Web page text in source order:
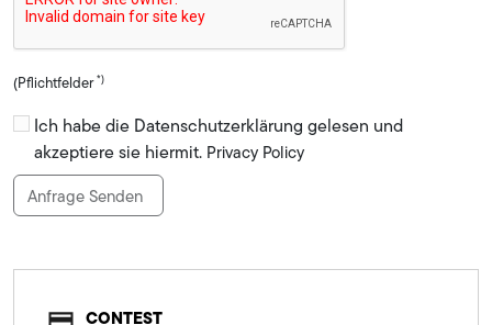
(Pflichtfelder*)
Ich habe die Datenschutzerklärung gelesen und
akzeptiere sie hiermit. Privacy Policy
Anfrage Senden
CONTEST